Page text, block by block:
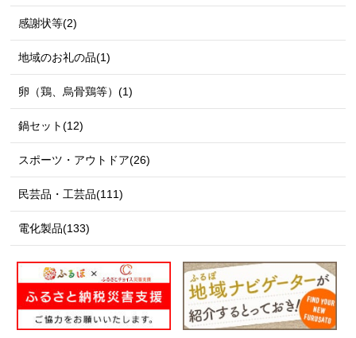
感謝状等(2)
地域のお礼の品(1)
卵（鶏、烏骨鶏等）(1)
鍋セット(12)
スポーツ・アウトドア(26)
民芸品・工芸品(111)
電化製品(133)